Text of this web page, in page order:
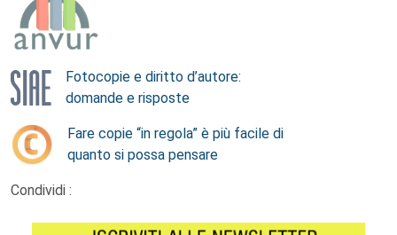
Fotocopie e diritto d’autore:
domande e risposte
Fare copie “in regola” è più facile di
quanto si possa pensare
Condividi :